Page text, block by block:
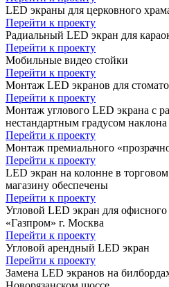
LED экраны для церковного
Перейти к проекту
Радиальный LED экран для
Перейти к проекту
Мобильные видео стойки
Перейти к проекту
Монтаж LED экранов для
Перейти к проекту
Монтаж углового LED экрана с
нестандартным градусом наклона
Перейти к проекту
Монтаж премиального
Перейти к проекту
LED экран на колонне в
магазину обеспечены
Перейти к проекту
Угловой LED экран для
«Газпром» г. Москва
Перейти к проекту
Угловой арендный LED экран
Перейти к проекту
Замена LED экранов на